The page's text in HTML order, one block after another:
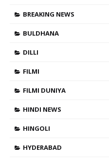
BREAKING NEWS
BULDHANA
DILLI
FILMI
FILMI DUNIYA
HINDI NEWS
HINGOLI
HYDERABAD